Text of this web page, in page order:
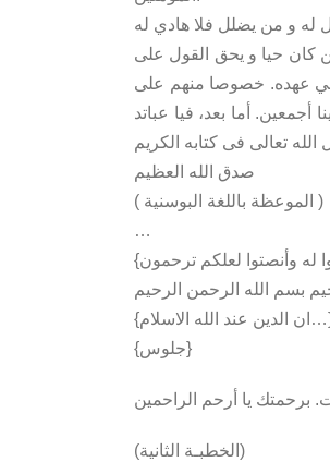
من كان حيا و يحق القول على
في عهده. خصوصا منهم على
أجمعين. أما بعد، فيا عباتد
صدق الله العظيم
( الموعظة باللغة البوسنية )
…
بسم الله الرحمن الرحيم
عند الله الاسلام…}
{جلوس}
(الخطبـة الثانية)